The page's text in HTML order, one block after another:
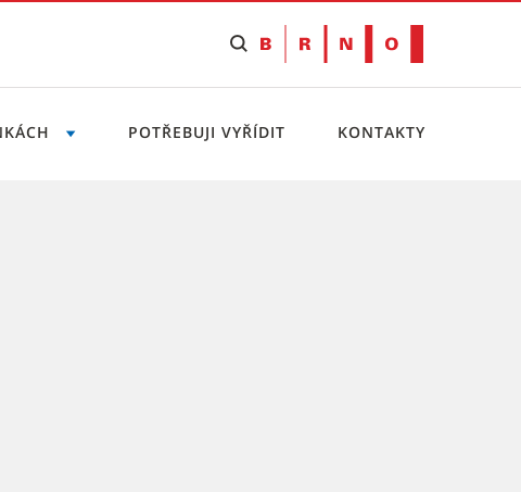
POTŘEBUJI VYŘÍDIT KONTAKTY